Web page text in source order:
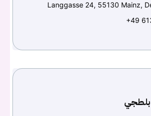
Facebook
Langgasse 24, 55130 Mainz,
+49
بلطجي